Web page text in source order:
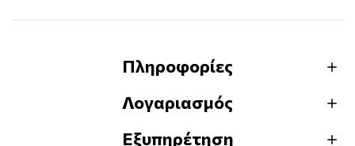
Πληροφορίες
Λογαριασμός
Εξυπηρέτηση